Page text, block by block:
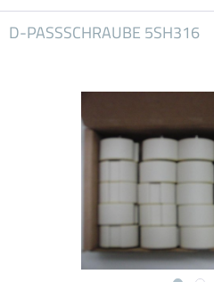
D-PASSSCHRAUBE 5SH316